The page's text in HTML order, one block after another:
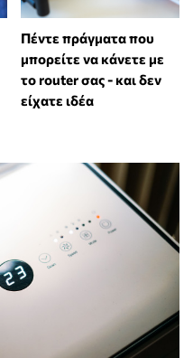
Πέντε πράγματα που
μπορείτε να κάνετε με
το router σας - και δεν
είχατε ιδέα